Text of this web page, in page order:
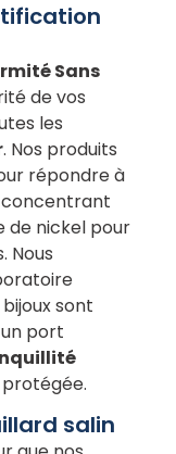
Sans
de vos
les
. Nos produits
répondre à
concentrant
de nickel pour
Nous
sont
port
salin